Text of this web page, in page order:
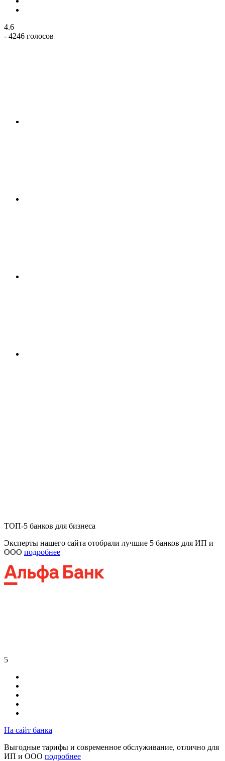
4.6
- 4246 голосов
ТОП-5 банков для бизнеса
Эксперты нашего сайта отобрали лучшие 5 банков для ИП и
ООО подробнее
5
На сайт банка
Выгодные тарифы и современное обслуживание, отлично для
ИП и ООО подробнее